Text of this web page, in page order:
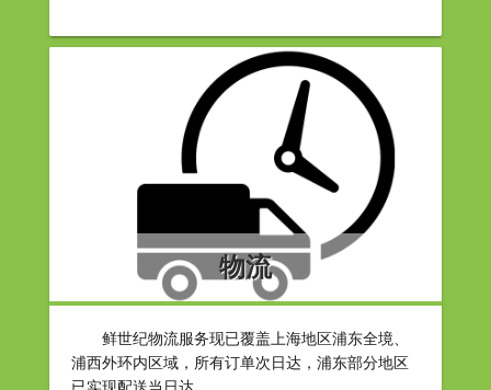
物流
鲜世纪物流服务现已覆盖上海地区浦东全境、
浦西外环内区域，所有订单次日达，浦东部分地区